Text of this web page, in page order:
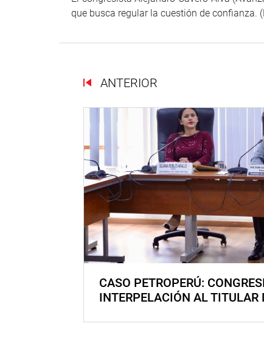
que busca regular la cuestión de confianza.
ANTERIOR
CASO PETROPERÚ:
INTERPELACIÓN AL TITULAR